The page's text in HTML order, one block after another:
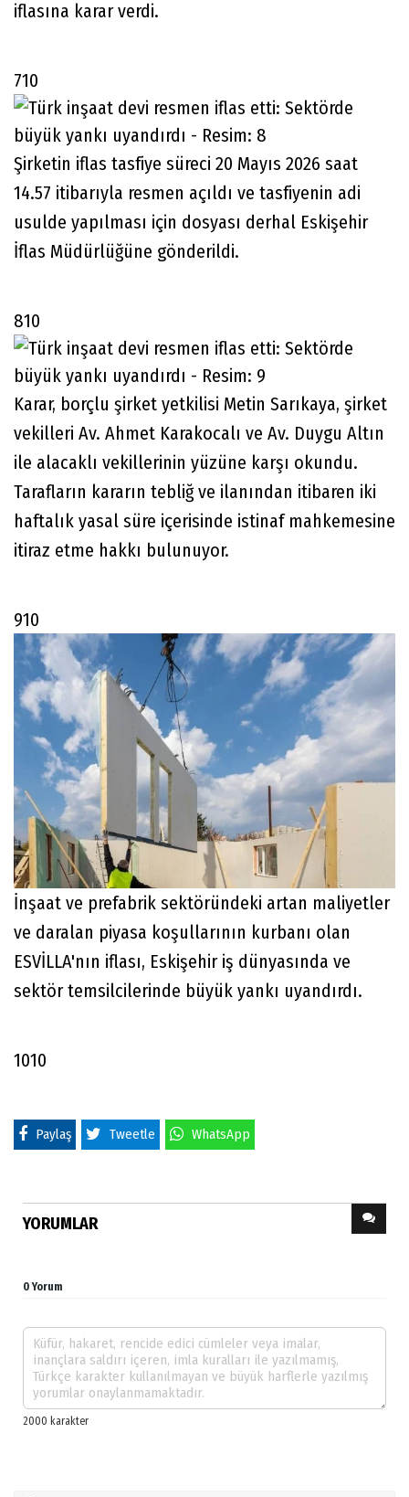
iflasına karar verdi.
710
Şirketin iflas tasfiye süreci 20 Mayıs 2026 saat
14.57 itibarıyla resmen açıldı ve tasfiyenin adi
usulde yapılması için dosyası derhal Eskişehir
İflas Müdürlüğüne gönderildi.
810
Karar, borçlu şirket yetkilisi Metin Sarıkaya, şirket
vekilleri Av. Ahmet Karakocalı ve Av. Duygu Altın
ile alacaklı vekillerinin yüzüne karşı okundu.
Tarafların kararın tebliğ ve ilanından itibaren iki
haftalık yasal süre içerisinde istinaf mahkemesine
itiraz etme hakkı bulunuyor.
910
İnşaat ve prefabrik sektöründeki artan maliyetler
ve daralan piyasa koşullarının kurbanı olan
ESVİLLA'nın iflası, Eskişehir iş dünyasında ve
sektör temsilcilerinde büyük yankı uyandırdı.
1010
Paylaş Tweetle WhatsApp
YORUMLAR
0 Yorum